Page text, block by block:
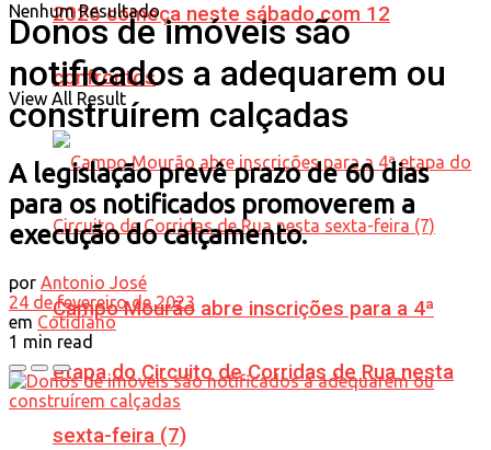
2026 começa neste sábado com 12
confrontos
Campo Mourão abre inscrições para a 4ª
etapa do Circuito de Corridas de Rua nesta
sexta-feira (7)
Nenhum Resultado
View All Result
Donos de imóveis são
notificados a adequarem ou
construírem calçadas
A legislação prevê prazo de 60 dias
para os notificados promoverem a
execução do calçamento.
por Antonio José
24 de fevereiro de 2023
em Cotidiano
1 min read